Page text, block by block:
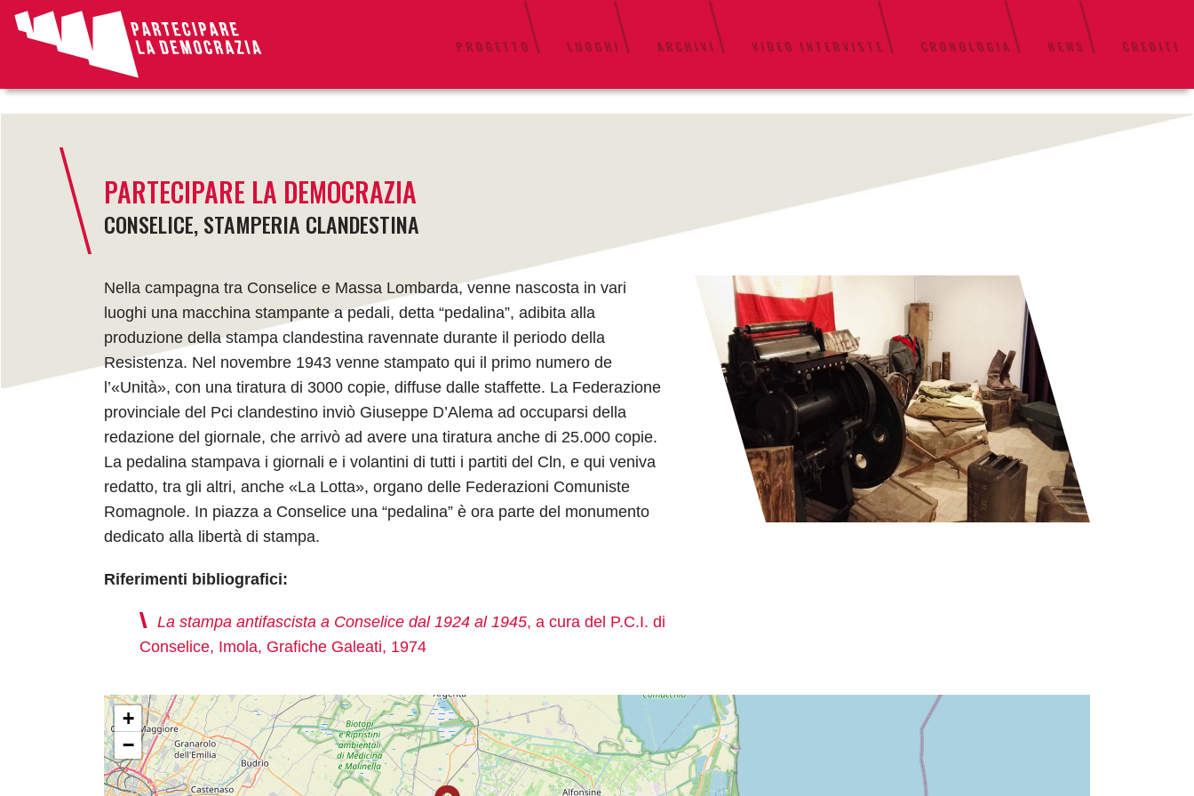
PROGETTO LUOGHI ARCHIVI VIDEO INTERVISTE CRONOLOGIA NEWS CREDITI
article
PARTECIPARE LA DEMOCRAZIA
CONSELICE, STAMPERIA CLANDESTINA
Nella campagna tra Conselice e Massa Lombarda, venne nascosta in vari
luoghi una macchina stampante a pedali, detta “pedalina”, adibita alla
produzione della stampa clandestina ravennate durante il periodo della
Resistenza. Nel novembre 1943 venne stampato qui il primo numero de
l’«Unità», con una tiratura di 3000 copie, diffuse dalle staffette. La Federazione
provinciale del Pci clandestino inviò Giuseppe D’Alema ad occuparsi della
redazione del giornale, che arrivò ad avere una tiratura anche di 25.000 copie.
La pedalina stampava i giornali e i volantini di tutti i partiti del Cln, e qui veniva
redatto, tra gli altri, anche «La Lotta», organo delle Federazioni Comuniste
Romagnole. In piazza a Conselice una “pedalina” è ora parte del monumento
dedicato alla libertà di stampa.
Riferimenti bibliografici:
La stampa antifascista a Conselice dal 1924 al 1945, a cura del P.C.I. di
Conselice, Imola, Grafiche Galeati, 1974
+
−